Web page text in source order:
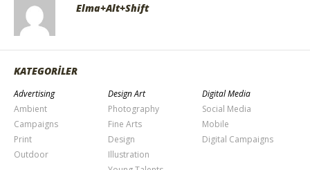
Elma+Alt+Shift
KATEGORİLER
Advertising
Ambient
Campaigns
Print
Outdoor
Design Art
Photography
Fine Arts
Design
Illustration
Digital Media
Social Media
Mobile
Digital Campaigns